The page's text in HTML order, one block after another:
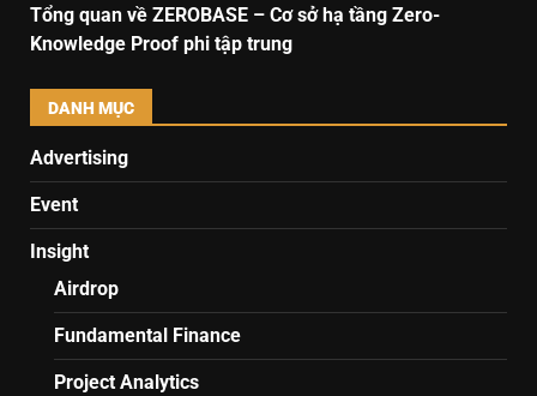
Tổng quan về ZEROBASE – Cơ sở hạ tầng Zero-
Knowledge Proof phi tập trung
DANH MỤC
Advertising
Event
Insight
Airdrop
Fundamental Finance
Project Analytics